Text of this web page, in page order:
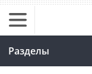
Разделы